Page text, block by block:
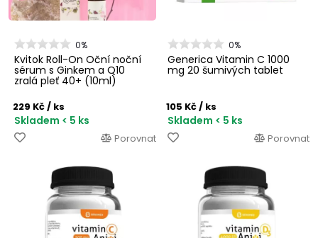
0%
Kvitok Roll-On Oční noční
sérum s Ginkem a Q10
zralá pleť 40+ (10ml)
229 Kč/ ks
Skladem < 5 ks
Porovnat
0%
Generica Vitamin C 1000
mg 20 šumivých tablet
105 Kč/ ks
Skladem < 5 ks
Porovnat